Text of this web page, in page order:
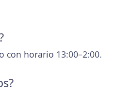
con horario 13:00–2:00.